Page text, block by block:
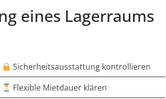
eines Lagerraums
Sicherheitsausstattung kontrollieren
Flexible Mietdauer klären